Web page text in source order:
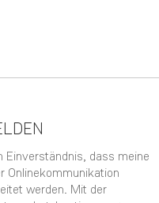
Einverständnis, dass meine
Onlinekommunikation
werden. Mit der